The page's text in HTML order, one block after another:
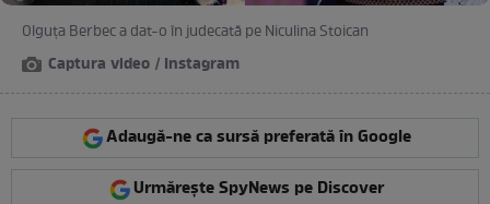
Olguța Berbec a dat-o în judecată pe Niculina Stoican
Captura video / Instagram
Adaugă-ne ca sursă preferată în Google
Urmărește SpyNews pe Discover